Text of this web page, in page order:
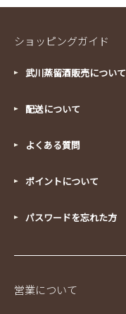
ショッピングガイド
武川蒸留酒販売について
配送について
よくある質問
ポイントについて
パスワードを忘れた方
営業について